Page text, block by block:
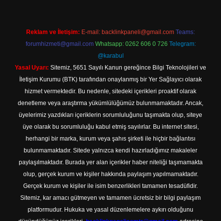
Reklam ve İletişim: E-mail: backlinkpaneli@gmail.com Teams:
forumhizmeti@gmail.com Whatsapp: 0262 606 0 726 Telegram:
@karabul
Yasal Uyarı: Sitemiz, 5651 Sayılı Kanun gereğince Bilgi Teknolojileri ve
İletişim Kurumu (BTK) tarafından onaylanmış bir Yer Sağlayıcı olarak
hizmet vermektedir. Bu nedenle, sitedeki içerikleri proaktif olarak
denetleme veya araştırma yükümlülüğümüz bulunmamaktadır. Ancak,
üyelerimiz yazdıkları içeriklerin sorumluluğunu taşımakta olup, siteye
üye olarak bu sorumluluğu kabul etmiş sayılırlar. Bu internet sitesi,
herhangi bir marka, kurum veya şahıs şirketi ile hiçbir bağlantısı
bulunmamaktadır. Sitede yalnızca kendi hazırladığımız makaleler
paylaşılmaktadır. Burada yer alan içerikler haber niteliği taşımamakta
olup, gerçek kurum ve kişiler hakkında paylaşım yapılmamaktadır.
Gerçek kurum ve kişiler ile isim benzerlikleri tamamen tesadüfidir.
Sitemiz, kar amacı gütmeyen ve tamamen ücretsiz bir bilgi paylaşım
platformudur. Hukuka ve yasal düzenlemelere aykırı olduğunu